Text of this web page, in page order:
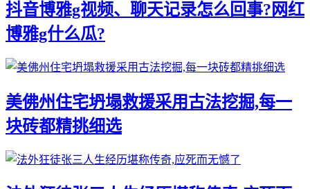
抖音博雅g视频、聊天记录怎么回事?网红
博雅g什么瓜?
美佛州住宅坍塌救援采用古法挖掘,每一
块砖都精挑细选